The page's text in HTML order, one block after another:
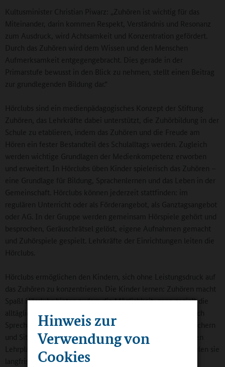
Hinweis zur
Verwendung von
Cookies
Kultusminister Christian Piwarz: „Zuhören ist wichtig für das
Miteinander, darin kommen Respekt, Verständnis und Resonanz
zum Ausdruck, wird Achtsamkeit und Konzentration gefördert.
Durch das Zuhören wird dem Wissen und den Menschen
Aufmerksamkeit entgegengebracht. Dies gerade in der
Primarstufe bewusst in den Blick zu nehmen, stellt einen Beitrag
zur grundlegenden Bildung dar.“
Hörclubs sind ein medienpädagogisches Konzept der Stiftung
Zuhören, das Lehrkräfte dabei unterstützt, die Zuhörbildung in der
Schule zu etablieren, indem das Zuhören und die Freude am
Hören ein fester Bestandteil des Schulalltags werden. Zugleich
werden wichtige Grundlagen der Medienkompetenz erworben
und erweitert. In Hörclubs üben Kinder spielerisch das Zuhören –
eine Grundlage für Bildung, Sprachenlernen und das Leben in der
Gemeinschaft. Hörclubs können jederzeit stattfinden: im
regulären Unterricht oder als Förderangebot, als Ganztagsangebot
oder AG. In der Gruppe werden gemeinsam Hörspiele gehört und
besprochen, Geräuschrätsel gelöst, eigene Aufnahmen gemacht
und Zuhörspiele gespielt. Lehrkräfte der Einrichtungen leiten die
Hörclubs.
Hörclubs ermöglichen den Kindern, sich ohne Leistungsdruck auf
das Zuhören zu konzentrieren. Die Kinder lernen: Zuhören macht
Spaß! Hörclubs bieten zudem die Möglichkeit, ganz gezielt die
alltäglichen Unterrichtselemente aus dem Kompetenzbereich
Sprechen und Zuhören zu verbinden. Zuhören ist in allen Fächern
und Situationen wichtig und Bestandteil auch des sächsischen
Lehrplans. Mit einfachen Mitteln aus der Zuhörbildung erzielen sie
langfristig Effekte wie höhere Aufmerksamkeit, besseres